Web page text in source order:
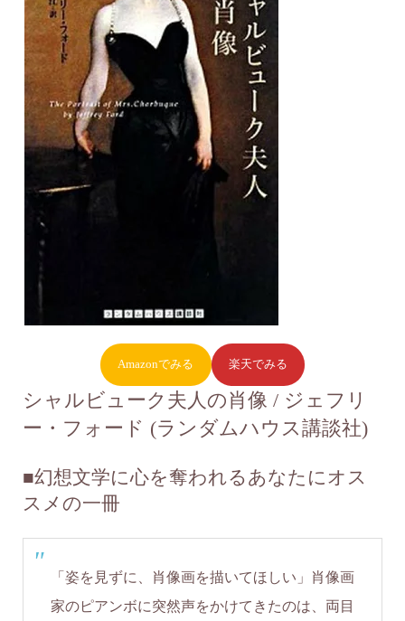
Amazonでみる 楽天でみる
シャルビューク夫人の肖像 / ジェフリ
ー・フォード (ランダムハウス講談社)
■幻想文学に心を奪われるあなたにオス
スメの一冊
「姿を見ずに、肖像画を描いてほしい」肖像画
家のピアンボに突然声をかけてきたのは、両目